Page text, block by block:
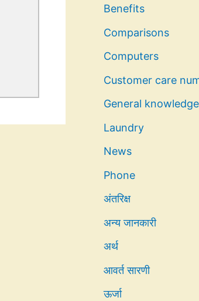
Benefits
Comparisons
Computers
Customer care
General knowledge
Laundry
News
Phone
अंतरिक्ष
अन्य जानकारी
अर्थ
आवर्त सारणी
ऊर्जा